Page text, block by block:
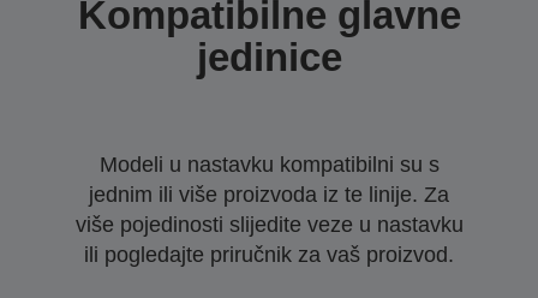
Kompatibilne glavne
jedinice
Modeli u nastavku kompatibilni su s
jednim ili više proizvoda iz te linije. Za
više pojedinosti slijedite veze u nastavku
ili pogledajte priručnik za vaš proizvod.